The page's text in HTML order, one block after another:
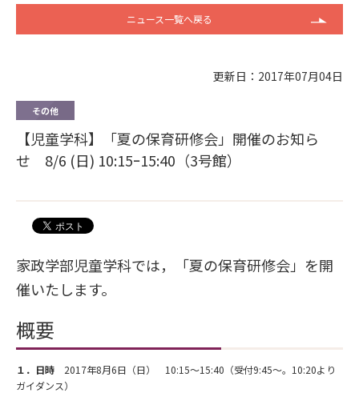
ニュース一覧へ戻る
更新日：2017年07月04日
その他
【児童学科】「夏の保育研修会」開催のお知ら
せ 8/6 (日) 10:15ｰ15:40（3号館）
家政学部児童学科では，「夏の保育研修会」を開
催いたします。
概要
１．日時 2017年8月6日（日） 10:15～15:40（受付9:45～。10:20より
ガイダンス）